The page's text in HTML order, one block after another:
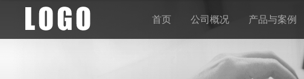
首页 公司概况 产品与案例